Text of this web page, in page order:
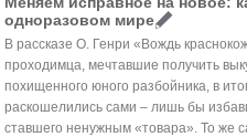
одноразовом мире
В рассказе О. Генри «Вождь
проходимца, мечтавшие получить
похищенного юного разбойника, в
раскошелились сами – лишь бы
ставшего ненужным «товара». То же